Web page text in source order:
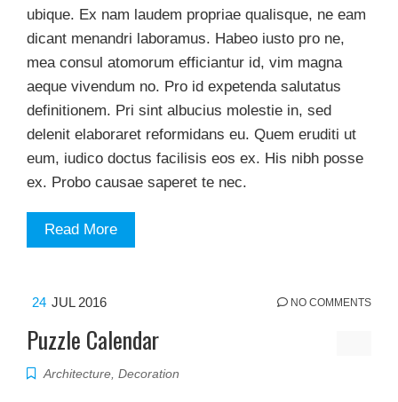
ubique. Ex nam laudem propriae qualisque, ne eam
dicant menandri laboramus. Habeo iusto pro ne,
mea consul atomorum efficiantur id, vim magna
aeque vivendum no. Pro id expetenda salutatus
definitionem. Pri sint albucius molestie in, sed
delenit elaboraret reformidans eu. Quem eruditi ut
eum, iudico doctus facilisis eos ex. His nibh posse
ex. Probo causae saperet te nec.
Read More
24 JUL 2016 NO COMMENTS
Puzzle Calendar
Architecture Decoration